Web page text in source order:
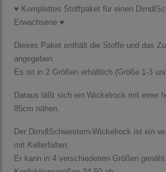
♥ Komplettes Stoffpaket für einen
Erwachsene ♥
Dieses Paket enthält die Stoffe und das
angegeben.
Es ist in 2 Größen erhältlich (Größe 1-3
Daraus läßt sich ein Wickelrock mit einer
85cm nähen.
Der DirndlSchwestern-Wickelrock ist ein
mit Kellerfalten.
Er kann in 4 verschiedenen Größen